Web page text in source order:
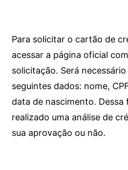
Para solicitar o cartão de
acessar a página oficial
solicitação. Será
seguintes dados: nome,
data de nascimento. Dessa
realizado uma análise de
sua aprovação ou não.